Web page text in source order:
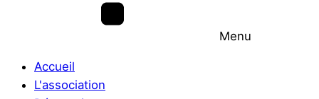
Menu
Accueil
L'association